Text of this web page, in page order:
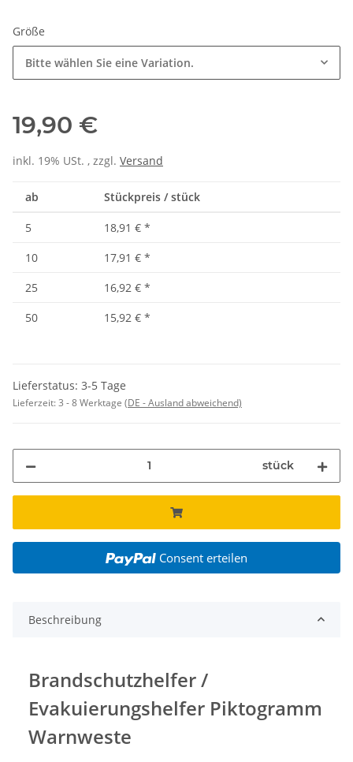
Größe
Bitte wählen Sie eine Variation.
19,90 €
inkl. 19% USt. , zzgl. Versand
ab Stückpreis / stück
5 18,91 € *
10
17,91 € *
25
16,92 € *
50
15,92 € *
Lieferstatus: 3-5 Tage
Lieferzeit:3 - 8 Werktage (DE - Ausland abweichend)
stück
Consent erteilen
Beschreibung
Brandschutzhelfer /
Evakuierungshelfer Piktogramm
Warnweste